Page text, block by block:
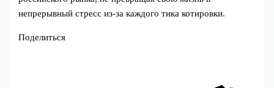
непрерывный стресс из‑за каждого тика котировки.
Поделиться